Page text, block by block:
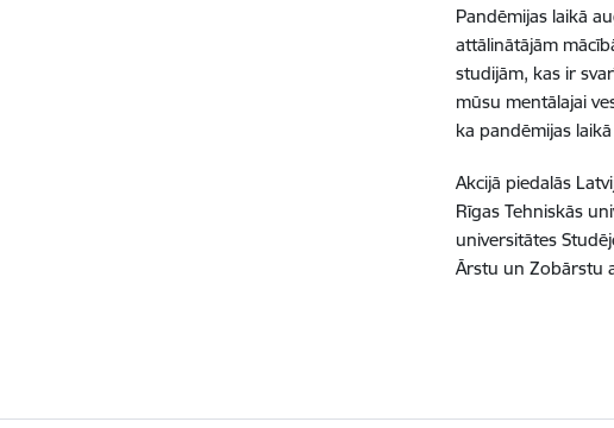
Pandēmijas laikā
attālinātājām
studijām, kas ir
mūsu mentālajai
ka pandēmijas
Akcijā piedalās
Rīgas Tehniskās
universitātes
Ārstu un Zobārstu